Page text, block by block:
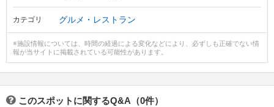
カテゴリ グルメ・レストラン
※施設情報については、時間の経過による変化などにより、必ずしも正確でない情
報が当サイトに掲載されている可能性があります。
このスポットに関するQ&A（0件）